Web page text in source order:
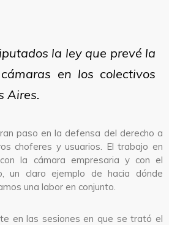
la ley que prevé la
en los colectivos
Aires.
paso en la defensa del derecho a
choferes y usuarios. El trabajo en
la cámara empresaria y con el
un claro ejemplo de hacia dónde
una labor en conjunto.
en las sesiones en que se trató el